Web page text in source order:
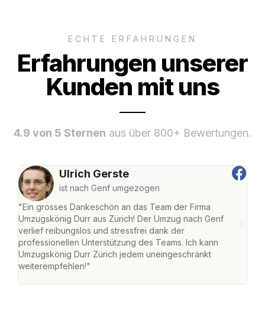
ECHTE ERFAHRUNGEN
Erfahrungen unserer
Kunden mit uns
4.9 von 5 Sternen aus über 800+ Bewertungen.
Ulrich Gerste
ist nach Genf umgezogen
"Ein grosses Dankeschön an das Team der Firma
Umzugskönig Durr aus Zürich! Der Umzug nach Genf
verlief reibungslos und stressfrei dank der
professionellen Unterstützung des Teams. Ich kann
Umzugskönig Durr Zürich jedem uneingeschränkt
weiterempfehlen!"